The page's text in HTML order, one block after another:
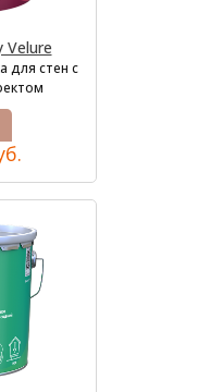
Velure
для стен с